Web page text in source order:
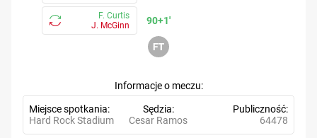
90+1'
F. Curtis
J. McGinn
Informacje o meczu
Miejsce spotkania
Hard Rock Stadium
Sędzia
Cesar Ramos
Publiczność
64478